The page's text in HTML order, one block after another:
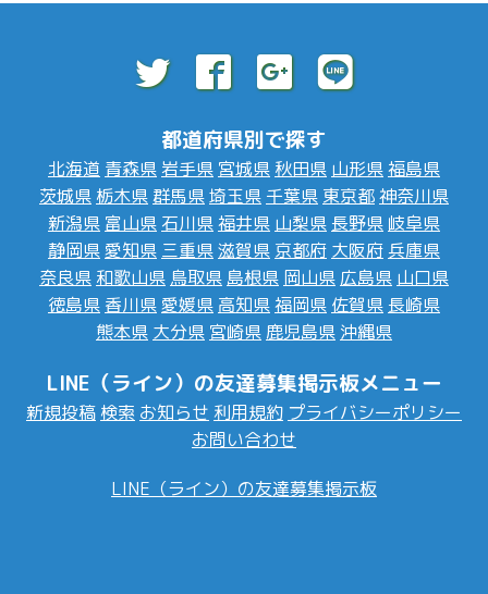
都道府県別で探す
北海道 青森県 岩手県 宮城県 秋田県 山形県福島県
茨城県 栃木県群馬県埼玉県 千葉県 東京都神奈川県
新潟県 富山県 石川県福井県 山梨県 長野県 岐阜県
静岡県愛知県 三重県滋賀県 京都府 大阪府 兵庫県
奈良県 和歌山県 鳥取県 島根県 岡山県 広島県 山口県
徳島県 香川県愛媛県 高知県福岡県 佐賀県 長崎県
熊本県 大分県 宮崎県 鹿児島県 沖縄県
LINE（ライン）の友達募集掲示板メニュー
新規投稿 検索 お知らせ 利用規約 プライバシーポリシー
お問い合わせ
LINE（ライン）の友達募集掲示板